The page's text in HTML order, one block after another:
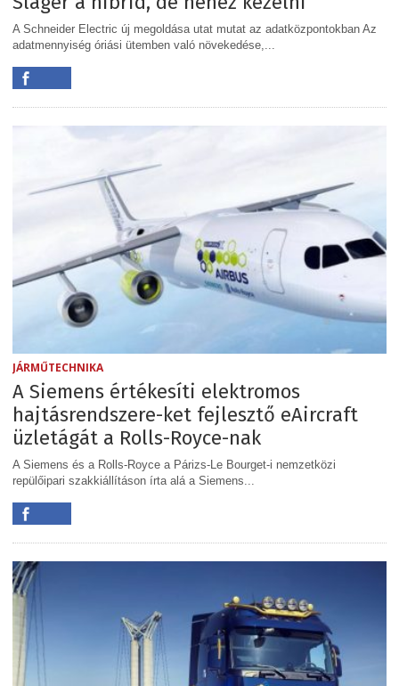
A Schneider Electric új megoldása utat mutat az adatközpontokban Az
adatmennyiség óriási ütemben való növekedése,...
JÁRMŰTECHNIKA
A Siemens értékesíti elektromos
hajtásrendszere-ket fejlesztő eAircraft
üzletágát a Rolls-Royce-nak
A Siemens és a Rolls-Royce a Párizs-Le Bourget-i nemzetközi
repülőipari szakkiállításon írta alá a Siemens...